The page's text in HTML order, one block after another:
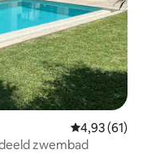
Gemiddelde
4,93 (61)
zwembad